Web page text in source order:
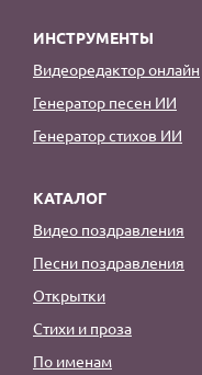
ИНСТРУМЕНТЫ
Видеоредактор онлайн
Генератор песен ИИ
Генератор стихов ИИ
КАТАЛОГ
Видео поздравления
Песни поздравления
Открытки
Стихи и проза
По именам